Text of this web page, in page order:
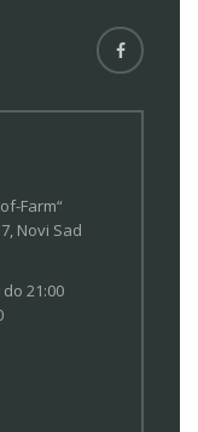
Farm“
Novi Sad
21:00